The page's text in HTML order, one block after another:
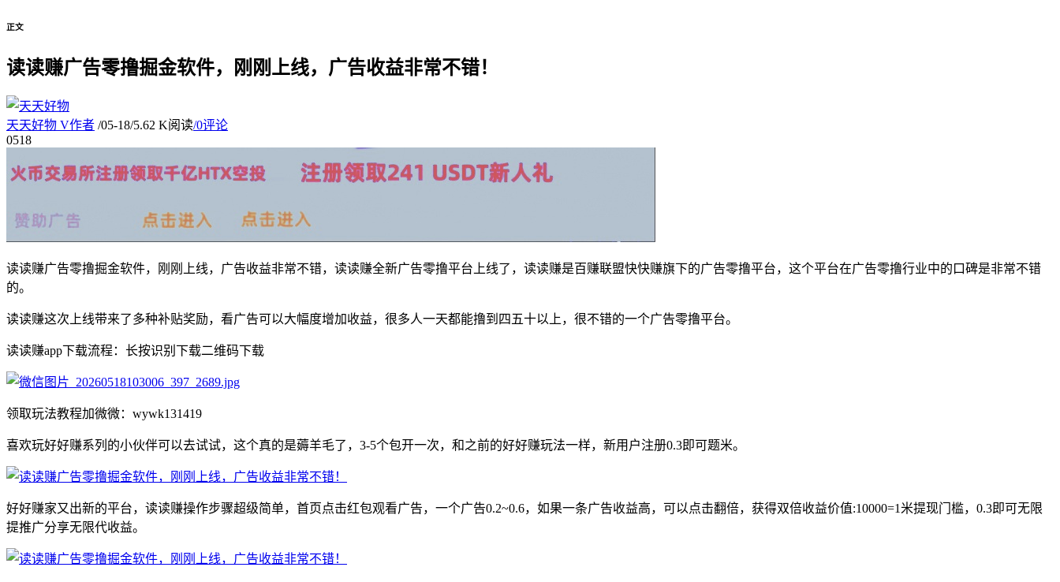
正文
读读赚广告零撸掘金软件，刚刚上线，广告收益非常不错！
天天好物 V作者 /05-18/5.62 K阅读/0评论
0518
读读赚广告零撸掘金软件，刚刚上线，广告收益非常不错，读读赚全新广告零撸平台上线了，读读赚是百赚联盟快快赚旗下的广告零撸平台，这个平台在广告零撸行业中的口碑是非常不错
的。
读读赚这次上线带来了多种补贴奖励，看广告可以大幅度增加收益，很多人一天都能撸到四五十以上，很不错的一个广告零撸平台。
读读赚app下载流程：长按识别下载二维码下载
领取玩法教程加微微：wywk131419
喜欢玩好好赚系列的小伙伴可以去试试，这个真的是薅羊毛了，3-5个包开一次，和之前的好好赚玩法一样，新用户注册0.3即可题米。
好好赚家又出新的平台，读读赚操作步骤超级简单，首页点击红包观看广告，一个广告0.2~0.6，如果一条广告收益高，可以点击翻倍，获得双倍收益价值:10000=1米提现门槛，0.3即可无限
提推广分享无限代收益。